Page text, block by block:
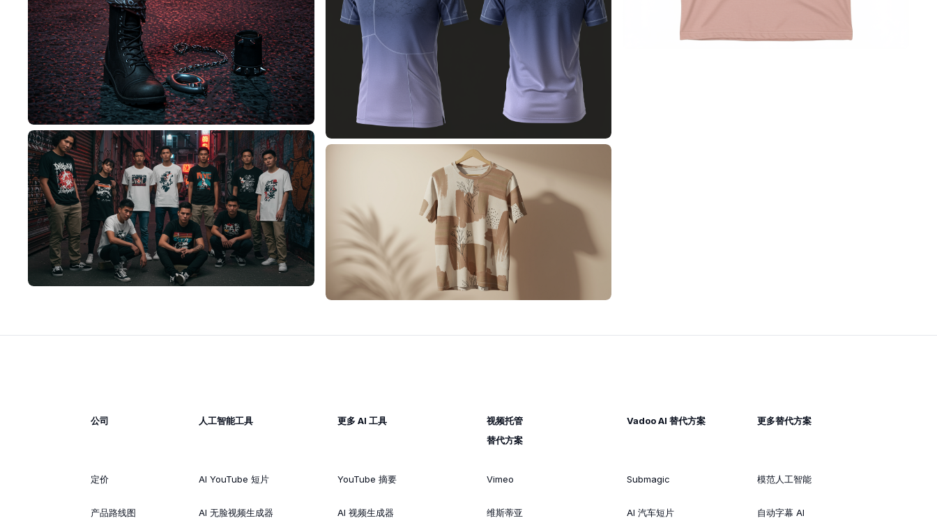
公司
定价
产品路线图
人工智能工具
AI YouTube 短片
AI 无脸视频生成器
更多 AI 工具
YouTube 摘要
AI 视频生成器
视频托管
替代方案
Vimeo
维斯蒂亚
Vadoo AI 替代方案
Submagic
AI 汽车短片
更多替代方案
模范人工智能
自动字幕 AI